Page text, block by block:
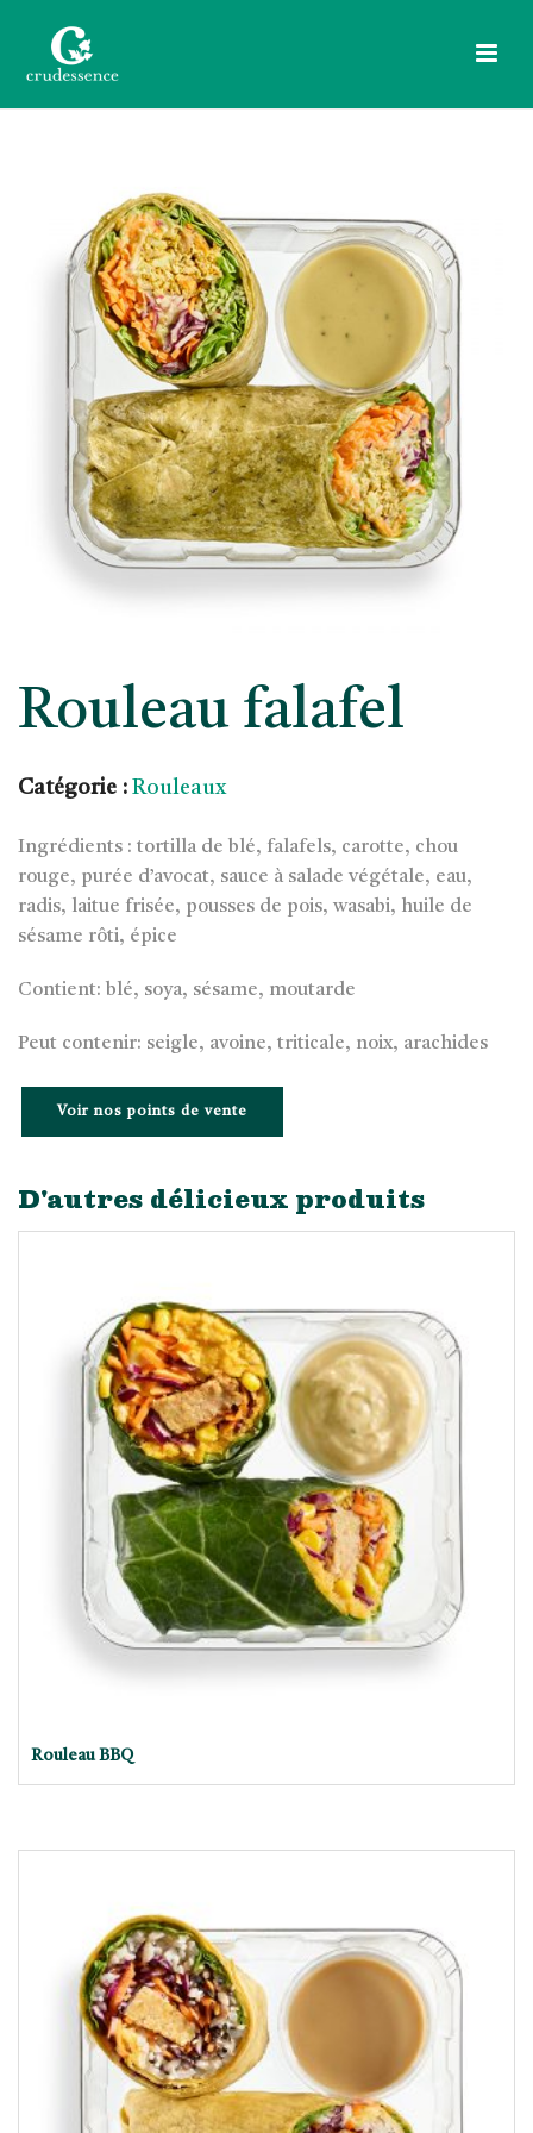
Rouleau falafel
Catégorie : Rouleaux
Ingrédients : tortilla de blé, falafels, carotte, chou
rouge, purée d’avocat, sauce à salade végétale, eau,
radis, laitue frisée, pousses de pois, wasabi, huile de
sésame rôti, épice
Contient: blé, soya, sésame, moutarde
Peut contenir: seigle, avoine, triticale, noix, arachides
Voir nos points de vente
D'autres délicieux produits
Rouleau BBQ